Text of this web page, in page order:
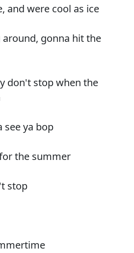
and were cool as ice
gonna hit the
don't stop when the
see ya bop
the summer
stop